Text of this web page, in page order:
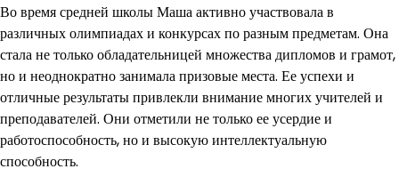
Во время средней школы Маша активно участвовала в
различных олимпиадах и конкурсах по разным предметам. Она
стала не только обладательницей множества дипломов и грамот,
но и неоднократно занимала призовые места. Ее успехи и
отличные результаты привлекли внимание многих учителей и
преподавателей. Они отметили не только ее усердие и
работоспособность, но и высокую интеллектуальную
способность.